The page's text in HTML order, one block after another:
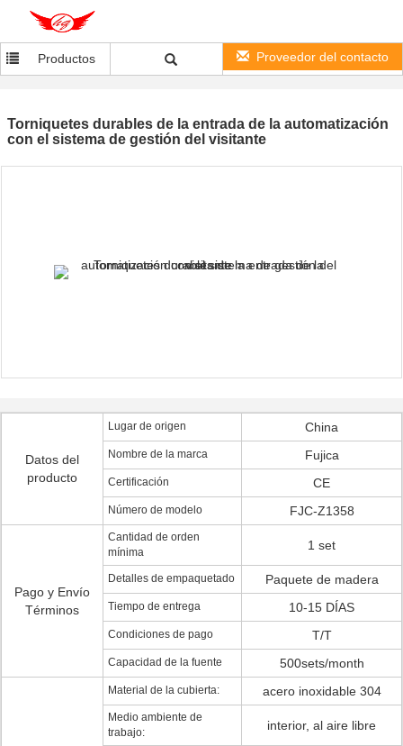
Productos Proveedor del contacto
Torniquetes durables de la entrada de la automatización
con el sistema de gestión del visitante
Datos del
producto
Lugar de origen China
Nombre de la marca Fujica
Certificación CE
Número de modelo FJC-Z1358
Pago y Envío
Términos
Cantidad de orden
mínima
1 set
Detalles de empaquetado Paquete de madera
Tiempo de entrega 10-15 DÍAS
Condiciones de pago T/T
Capacidad de la fuente 500sets/month
Material de la cubierta: acero inoxidable 304
Medio ambiente de
trabajo:
interior, al aire libre